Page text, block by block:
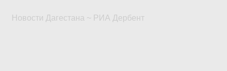
Новости Дагестана ~ РИА Дербент